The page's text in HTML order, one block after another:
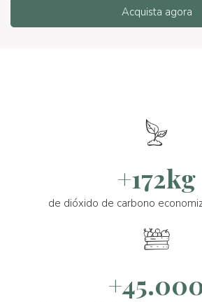
Acquista agora
+172kg
de dióxido de carbono